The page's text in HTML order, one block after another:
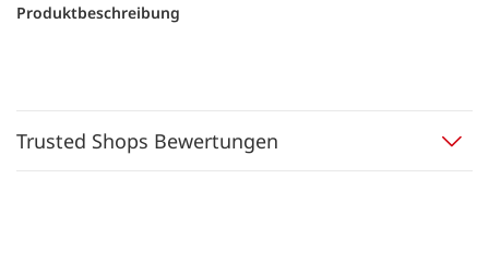
Produktbeschreibung
Trusted Shops Bewertungen